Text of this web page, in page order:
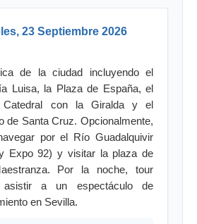
23 Septiembre 2026
de la ciudad incluyendo el
Luisa, la Plaza de España, el
con la Giralda y el
de Santa Cruz. Opcionalmente,
por el Río Guadalquivir
Expo 92) y visitar la plaza de
Por la noche, tour
asistir a un espectáculo de
en Sevilla.